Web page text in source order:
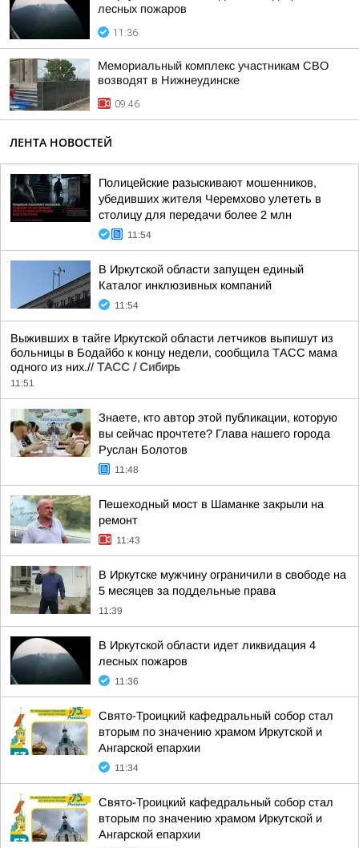
лесных пожаров
11:36
Мемориальный комплекс участникам СВО
возводят в Нижнеудинске
09:46
ЛЕНТА НОВОСТЕЙ
Полицейские разыскивают мошенников,
убедивших жителя Черемхово улететь в
столицу для передачи более 2 млн
11:54
В Иркутской области запущен единый
Каталог инклюзивных компаний
11:54
Выживших в тайге Иркутской области летчиков выпишут из
больницы в Бодайбо к концу недели, сообщила ТАСС мама
одного из них.// ТАСС / Сибирь
11:51
Знаете, кто автор этой публикации, которую
вы сейчас прочтете? Глава нашего города
Руслан Болотов
11:48
Пешеходный мост в Шаманке закрыли на
ремонт
11:43
В Иркутске мужчину ограничили в свободе на
5 месяцев за поддельные права
11:39
В Иркутской области идет ликвидация 4
лесных пожаров
11:36
Свято-Троицкий кафедральный собор стал
вторым по значению храмом Иркутской и
Ангарской епархии
11:34
Свято-Троицкий кафедральный собор стал
вторым по значению храмом Иркутской и
Ангарской епархии